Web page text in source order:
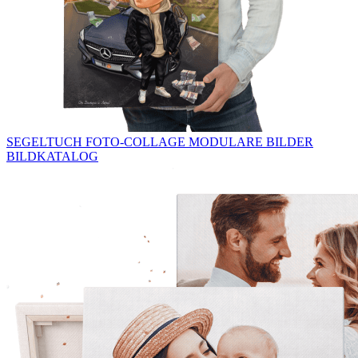
SEGELTUCH FOTO-COLLAGE MODULARE BILDER
BILDKATALOG